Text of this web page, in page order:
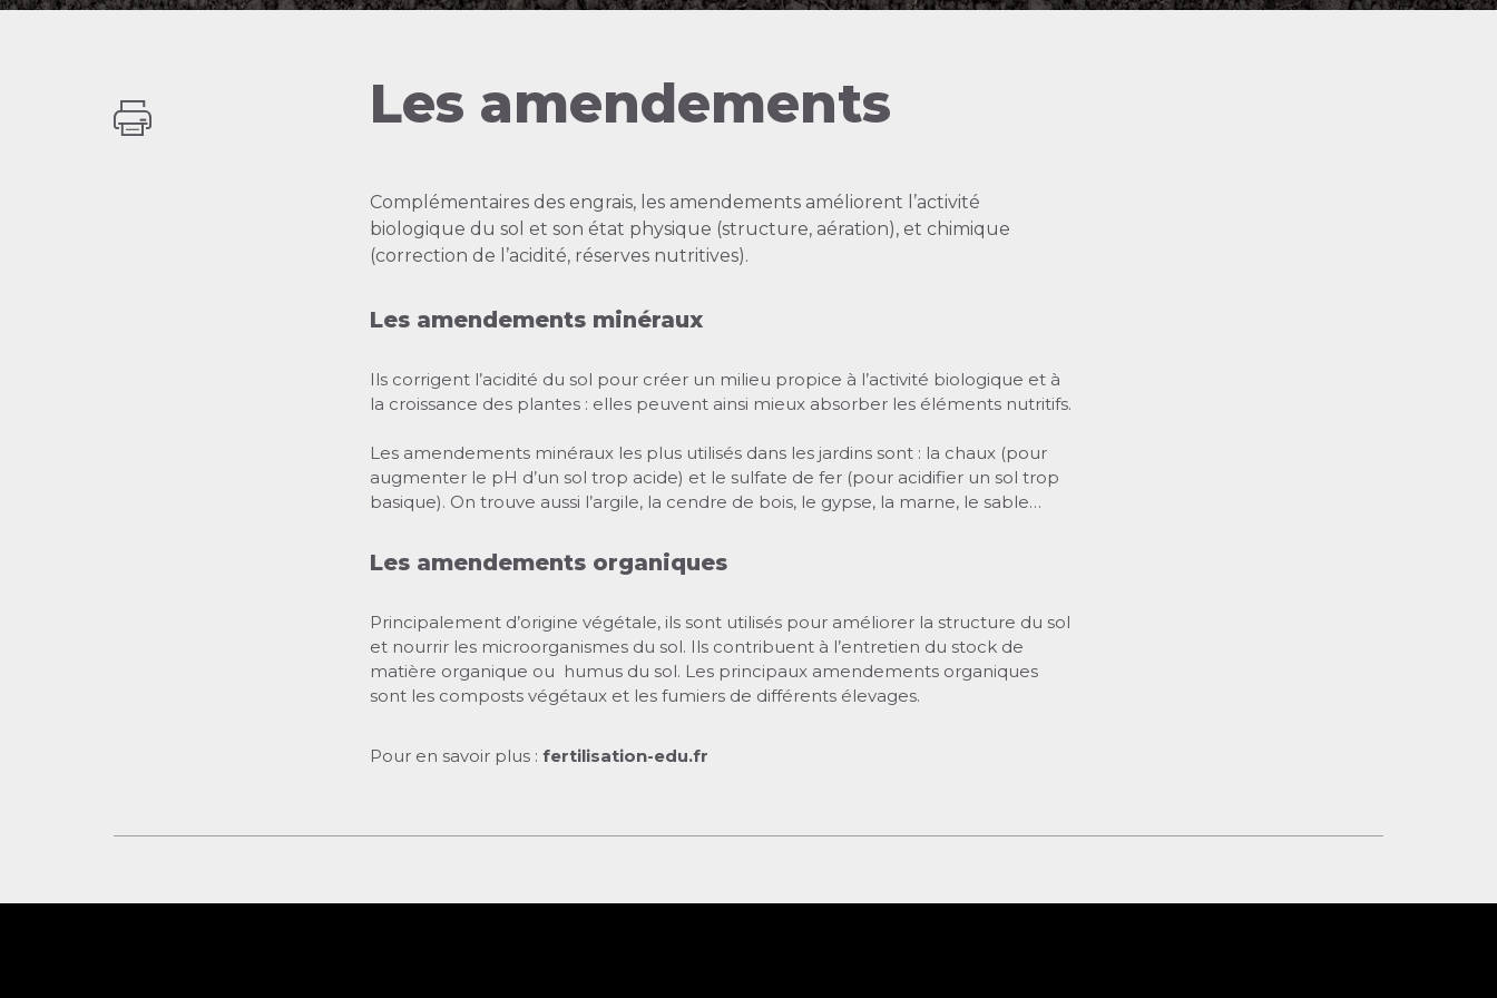
Les amendements
Complémentaires des engrais, les amendements améliorent l’activité
biologique du sol et son état physique (structure, aération), et chimique
(correction de l’acidité, réserves nutritives).
Les amendements minéraux
Ils corrigent l’acidité du sol pour créer un milieu propice à l’activité biologique et à
la croissance des plantes : elles peuvent ainsi mieux absorber les éléments nutritifs.
Les amendements minéraux les plus utilisés dans les jardins sont : la chaux (pour
augmenter le pH d’un sol trop acide) et le sulfate de fer (pour acidifier un sol trop
basique). On trouve aussi l’argile, la cendre de bois, le gypse, la marne, le sable…
Les amendements organiques
Principalement d’origine végétale, ils sont utilisés pour améliorer la structure du sol
et nourrir les microorganismes du sol. Ils contribuent à l’entretien du stock de
matière organique ou humus du sol. Les principaux amendements organiques
sont les composts végétaux et les fumiers de différents élevages.
Pour en savoir plus : fertilisation-edu.fr